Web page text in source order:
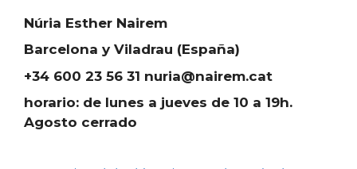
Núria Esther Nairem
Barcelona y Viladrau (España)
+34 600 23 56 31 nuria@nairem.cat
horario: de lunes a jueves de 10 a 19h.
Agosto cerrado